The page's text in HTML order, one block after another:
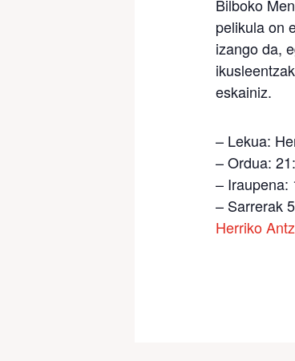
Bilboko
pelikula on
izango da,
eskainiz.
– Lekua:
– Ordua:
– Iraupena:
– Sarrerak
Herriko